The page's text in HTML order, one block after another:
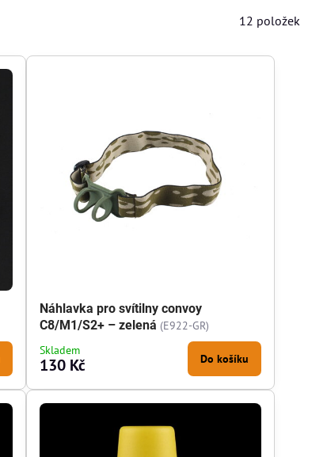
12 položek
Náhlavka pro svítilny convoy
C8/M1/S2+ – zelená (E922-GR)
Skladem
130 Kč Do košíku